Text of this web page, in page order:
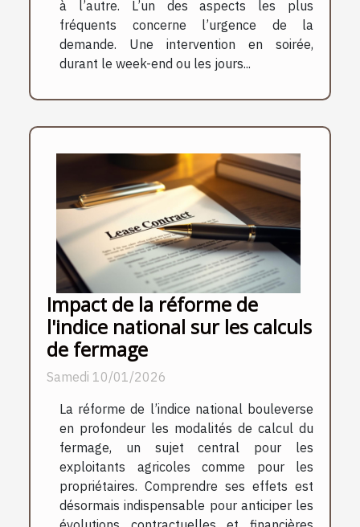
à l’autre. L’un des aspects les plus
fréquents concerne l’urgence de la
demande. Une intervention en soirée,
durant le week-end ou les jours...
Impact de la réforme de
l'indice national sur les calculs
de fermage
Samedi 10/01/2026
La réforme de l’indice national bouleverse
en profondeur les modalités de calcul du
fermage, un sujet central pour les
exploitants agricoles comme pour les
propriétaires. Comprendre ses effets est
désormais indispensable pour anticiper les